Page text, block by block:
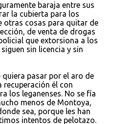
baraja entre sus
la cubierta para los
otras cosas para quitar de
de venta de drogas
que extorsiona a los
sin licencia y sin
quiera pasar por el aro de
recuperación él con
los leganenses. No se fía
menos de Montoya,
sea, porque les han
intentos de pelotazo.